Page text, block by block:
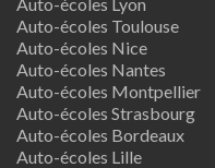
Auto-écoles Toulouse
Auto-écoles Nice
Auto-écoles Nantes
Auto-écoles Montpellier
Auto-écoles Strasbourg
Auto-écoles Bordeaux
Auto-écoles Lille